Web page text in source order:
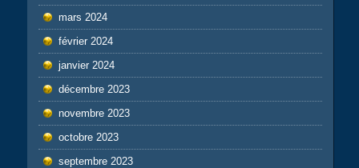
mars 2024
février 2024
janvier 2024
décembre 2023
novembre 2023
octobre 2023
septembre 2023